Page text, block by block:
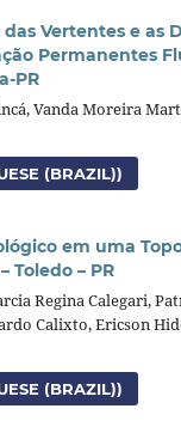
Vertentes e as
Permanentes
PR
Vanda Moreira
(BRAZIL))
em uma
Toledo – PR
Regina Calegari,
Calixto, Ericson
(BRAZIL))